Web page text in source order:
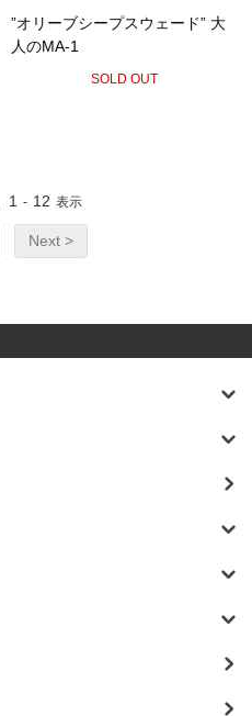
”オリーブシープスウェード” 大
人のMA-1
SOLD OUT
1 - 12 表示
Next >